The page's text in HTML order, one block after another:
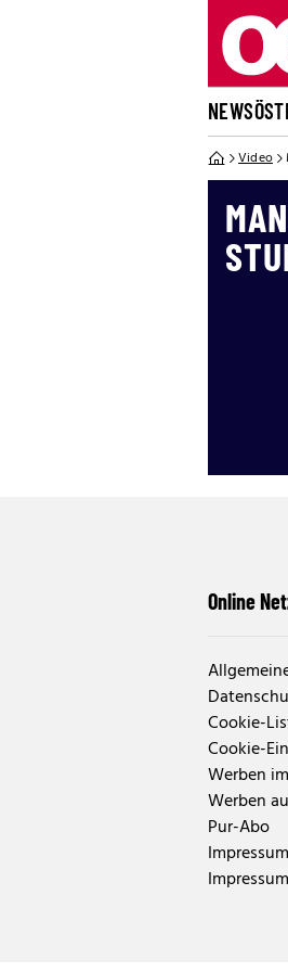
NEWS
Video
Online
Cookie-
Cookie-
Werben
Werben
Pur-Abo